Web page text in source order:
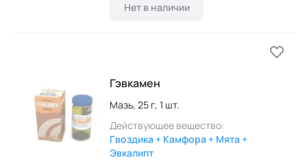
Нет в наличии
Гэвкамен
Мазь, 25 г, 1 шт.
Действующее вещество:
Гвоздика + Камфора + Мята +
Эвкалипт